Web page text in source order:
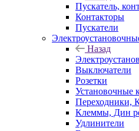
Пускатель,
Контакторы
Пускатели
Назад
Выключатели
Розетки
Установочные
Переходники,
Клеммы, Дин
Удлинители